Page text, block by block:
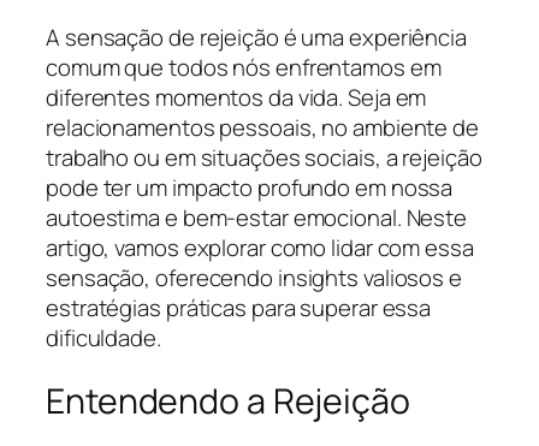
A sensação de rejeição é uma experiência
comum que todos nós enfrentamos em
diferentes momentos da vida. Seja em
relacionamentos pessoais, no ambiente de
trabalho ou em situações sociais, a rejeição
pode ter um impacto profundo em nossa
autoestima e bem-estar emocional. Neste
artigo, vamos explorar como lidar com essa
sensação, oferecendo insights valiosos e
estratégias práticas para superar essa
dificuldade.
Entendendo a Rejeição